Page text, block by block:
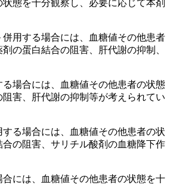
態を十分観察し、必要に応じて本剤
用する場合には、血糖値その他患者
の蛋白結合の阻害、肝代謝の抑制、
場合には、血糖値その他患者の状態
害、肝代謝の抑制等が考えられてい
る場合には、血糖値その他患者の状
の阻害、サリチル酸剤の血糖降下作
には、血糖値その他患者の状態を十